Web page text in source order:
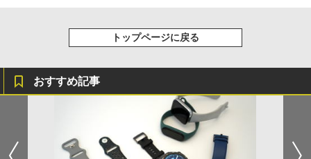
トップページに戻る
おすすめ記事